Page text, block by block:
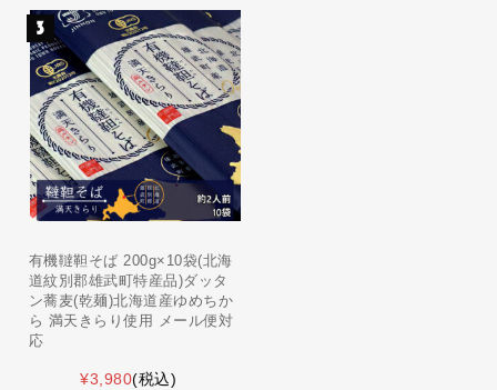
有機韃靼そば 200g×10袋(北海
道紋別郡雄武町特産品)ダッタ
ン蕎麦(乾麺)北海道産ゆめちか
ら 満天きらり使用 メール便対
応
¥3,980(税込)